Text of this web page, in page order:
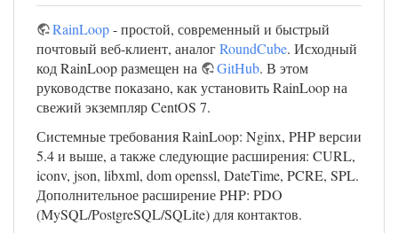
RainLoop- простой, современный и быстрый
почтовый веб-клиент, аналогRoundCube. Исходный
код RainLoop размещен на
GitHub. В этом
руководстве показано, как установить RainLoop на
свежий экземпляр CentOS 7.
Системные требования RainLoop: Nginx, PHP версии
5.4 и выше, а также следующие расширения: CURL,
iconv, json, libxml, dom openssl, DateTime, PCRE, SPL.
Дополнительное расширение PHP: PDO
(MySQL/PostgreSQL/SQLite) для контактов.